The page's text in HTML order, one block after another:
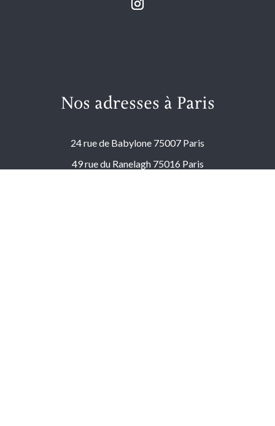
Nos adresses à Paris
24 rue de Babylone 75007 Paris
49 rue du Ranelagh 75016 Paris